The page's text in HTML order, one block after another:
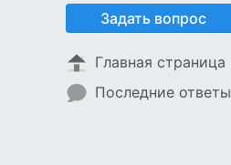
Задать вопрос
Главная страница
Последние ответы